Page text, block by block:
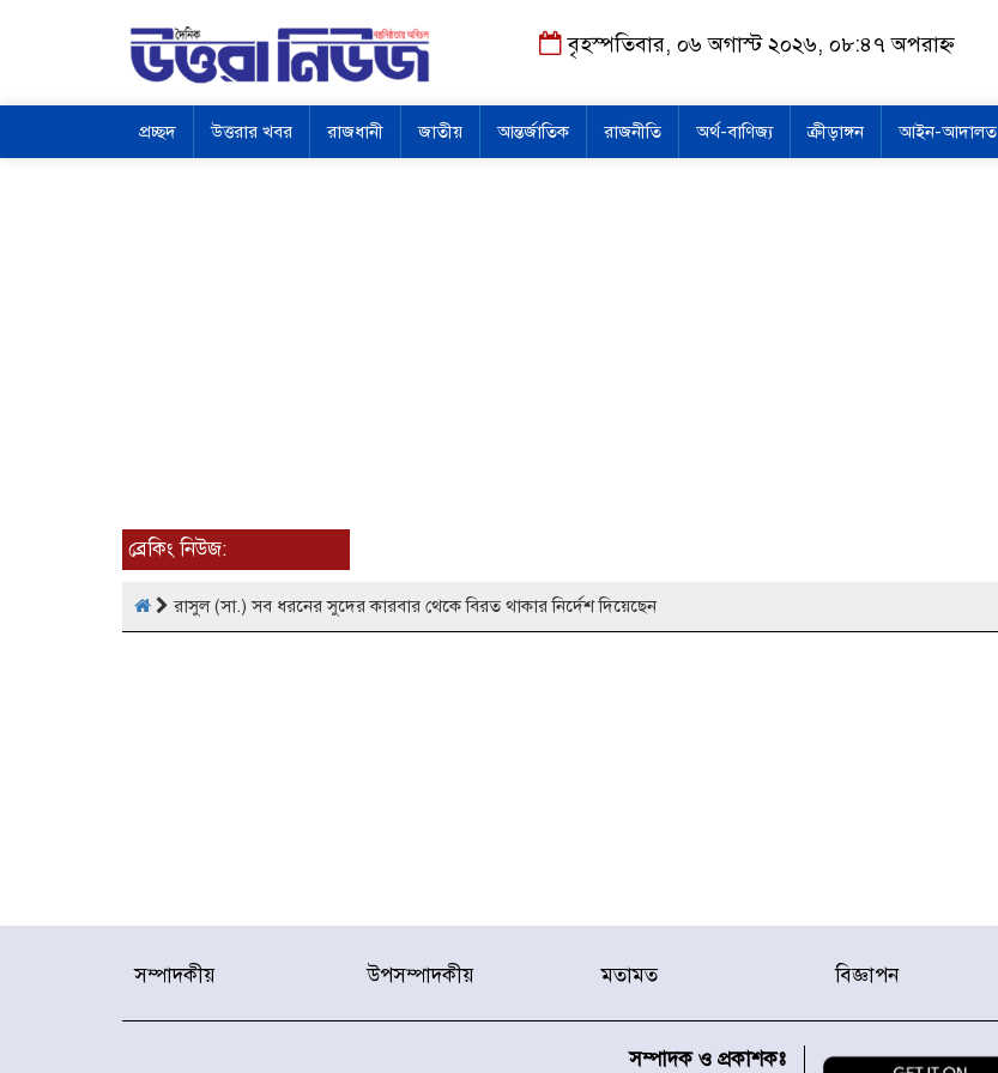
বৃহস্পতিবার, ০৬ অগাস্ট ২০২৬, ০৮:৪৭ অপরাহ্ন
প্রচ্ছদ উত্তরার খবর রাজধানী জাতীয় আন্তর্জাতিক রাজনীতি অর্থ-বাণিজ্য ক্রীড়াঙ্গন আইন-আদালত
ব্রেকিং নিউজ:
রাসুল (সা.) সব ধরনের সুদের কারবার থেকে বিরত থাকার নির্দেশ দিয়েছেন
সম্পাদকীয় উপসম্পাদকীয় মতামত বিজ্ঞাপন
সম্পাদক ও প্রকাশকঃ